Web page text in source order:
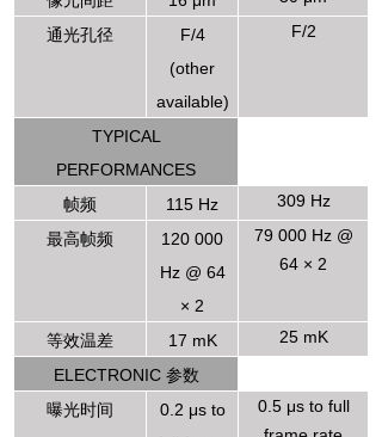
通光孔径
F/4
(other
available)
F/2
TYPICAL
PERFORMANCES
帧频
115 Hz
309 Hz
最高帧频
120 000
Hz @ 64
× 2
79 000 Hz @
64 × 2
等效温差 17 mK
25 mK
ELECTRONIC 参数
曝光时间
0.2 μs to
0.5 μs to full